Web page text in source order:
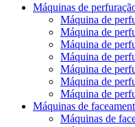
Máquinas de
Máquina de
Máquina de
Máquina de
Máquina de
Máquina de
Máquina de
Máquina de
Máquinas de
Máquinas de